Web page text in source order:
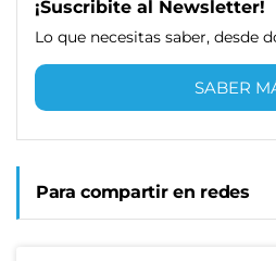
¡Suscribite al Newsletter!
Lo que necesitas saber, desde
SABER
Para compartir en redes